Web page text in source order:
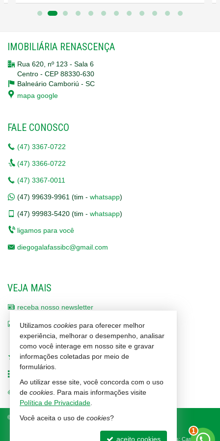
IMOBILIÁRIA RENASCENÇA
Rua 620, nº 123 - Sala 6
Centro - CEP 88330-630
Balneário Camboriú - SC
mapa google
FALE CONOSCO
(47) 3367-0722
(47) 3366-0722
(47) 3367-0011
(47) 99639-9961 (tim - whatsapp)
(47) 99983-5420 (tim - whatsapp)
ligamos para você
diegogalafassibc@gmail.com
VEJA MAIS
receba nosso newsletter
indicadores financeiros
cadastre seu imóvel
imóveis favoritos
trabalhe conosco
© 2026 CRECI/SC 1464-J Política de Privacidade
Site para imobiliárias: Castel Digital
1
Utilizamos cookies para oferecer melhor
experiência, melhorar o desempenho, analisar
como você interage em nosso site e gravar
informações coletadas por meio de
formulários.
Ao utilizar esse site, você concorda com o uso
de cookies . Para mais informações visite
Política de Privacidade
Você aceita o uso de cookies?
aceito cookies